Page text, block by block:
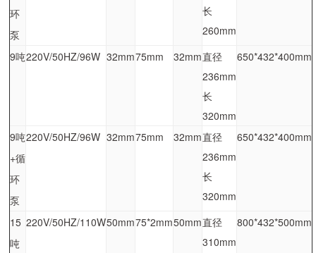
环
泵
长
260mm
9吨220V/50HZ/96W 32mm75mm 32mm直径
236mm
长
320mm
650*432*400mm
9吨
+循
环
泵
220V/50HZ/96W 32mm75mm 32mm直径
236mm
长
320mm
650*432*400mm
15
吨
220V/50HZ/110W50mm75*2mm50mm直径
310mm
800*432*500mm